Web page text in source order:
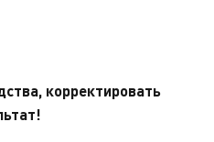
корректировать